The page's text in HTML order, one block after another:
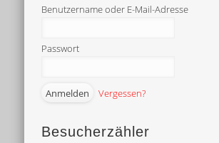
Benutzername oder E-Mail-Adresse
Passwort
Vergessen?
Besucherzähler